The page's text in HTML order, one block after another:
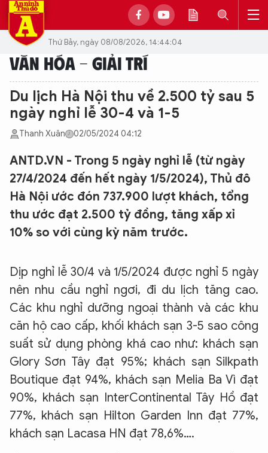
Thứ Bảy, ngày 08/08/2026, 14:44:04
VĂN HÓA - GIẢI TRÍ
Du lịch Hà Nội thu về 2.500 tỷ sau 5
ngày nghỉ lễ 30-4 và 1-5
Thanh Xuân 02/05/2024 04:12
ANTD.VN - Trong 5 ngày nghỉ lễ (từ ngày
27/4/2024 đến hết ngày 1/5/2024), Thủ đô
Hà Nội ước đón 737.900 lượt khách, tổng
thu ước đạt 2.500 tỷ đồng, tăng xấp xỉ
10% so với cùng kỳ năm trước.
Dịp nghỉ lễ 30/4 và 1/5/2024 được nghỉ 5 ngày
nên nhu cầu nghỉ ngơi, đi du lịch tăng cao.
Các khu nghỉ dưỡng ngoại thành và các khu
căn hộ cao cấp, khối khách sạn 3-5 sao công
suất sử dụng phòng khá cao như: khách sạn
Glory Sơn Tây đạt 95%; khách sạn Silkpath
Boutique đạt 94%, khách sạn Melia Ba Vì đạt
90%, khách sạn InterContinental Tây Hồ đạt
77%, khách sạn Hilton Garden Inn đạt 77%,
khách sạn Lacasa HN đạt 78,6%….